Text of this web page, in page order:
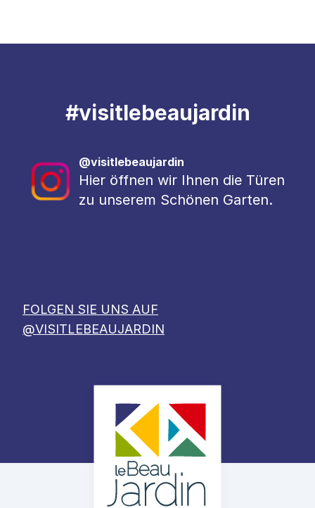
#visitlebeaujardin
@visitlebeaujardin
Hier öffnen wir Ihnen die Türen
zu unserem Schönen Garten.
FOLGEN SIE UNS AUF
@VISITLEBEAUJARDIN